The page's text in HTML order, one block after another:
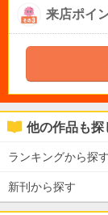
来店ポイ
他の作品も探
ランキングから探す
新刊から探す